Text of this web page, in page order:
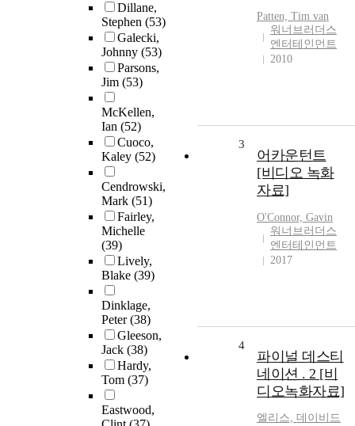
Dillane,
Stephen (53)
Galecki,
Johnny (53)
Parsons,
Jim (53)
McKellen,
Ian (52)
Cuoco,
Kaley (52)
Cendrowski,
Mark (51)
Fairley,
Michelle
(39)
Lively,
Blake (39)
Dinklage,
Peter(38)
Gleeson,
Jack (38)
Hardy,
Tom (37)
Eastwood,
Patten, Tim van
워너브러더스
엔터테인먼트
2010
3
어카운턴트
[비디오 녹화
자료]
O'Connor, Gavin
워너브러더스
엔터테인먼트
2017
4
파이널 데스티
네이션 . 2 [비
디오녹화자료]
엘리스, 데이비드